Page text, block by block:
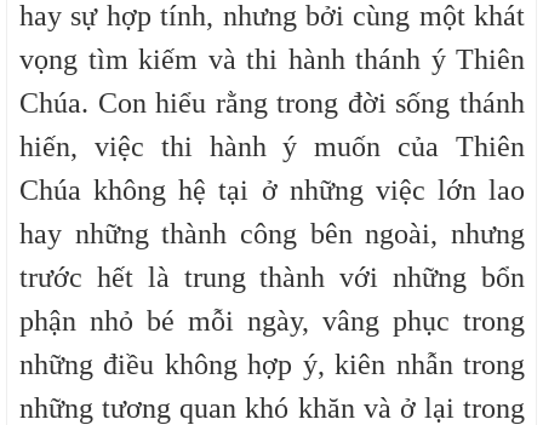
hay sự hợp tính, nhưng bởi cùng một khát
vọng tìm kiếm và thi hành thánh ý Thiên
Chúa. Con hiểu rằng trong đời sống thánh
hiến, việc thi hành ý muốn của Thiên
Chúa không hệ tại ở những việc lớn lao
hay những thành công bên ngoài, nhưng
trước hết là trung thành với những bổn
phận nhỏ bé mỗi ngày, vâng phục trong
những điều không hợp ý, kiên nhẫn trong
những tương quan khó khăn và ở lại trong